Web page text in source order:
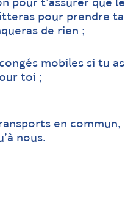
pour t’assurer que le
pour prendre ta
de rien ;
mobiles si tu as
toi ;
en commun,
nous.